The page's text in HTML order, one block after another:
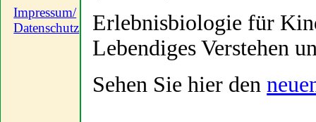
Impressum/
Datenschutz
Erlebnisbiologie für
Lebendiges Verstehen
Sehen Sie hier den